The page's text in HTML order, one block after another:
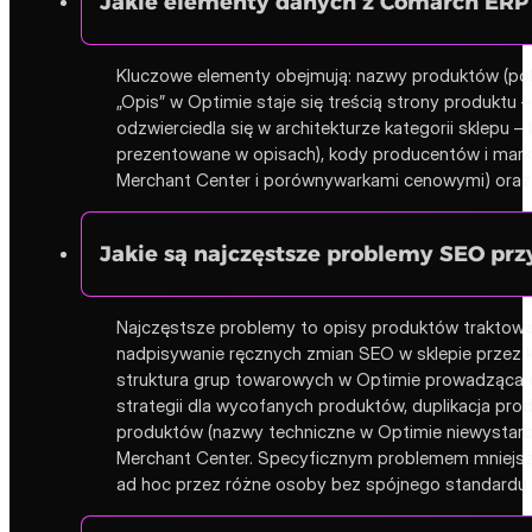
Kluczowe elementy obejmują: nazwy produktów
„Opis” w Optimie staje się treścią strony
odzwierciedla się w architekturze kategorii sklepu
prezentowane w opisach), kody producentów i
Merchant Center i porównywarkami cenowymi)
Jakie są najczęstsze problemy SEO
Najczęstsze problemy to opisy produktów
nadpisywanie ręcznych zmian SEO w sklepie
struktura grup towarowych w Optimie
strategii dla wycofanych produktów, duplikacja
produktów (nazwy techniczne w Optimie
Merchant Center. Specyficznym problemem
ad hoc przez różne osoby bez spójnego standardu.